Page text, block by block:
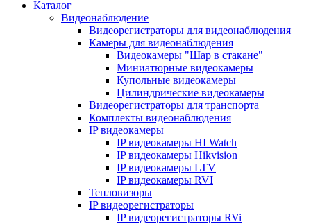
Каталог
Видеонаблюдение
Видеорегистраторы для видеонаблюдения
Камеры для видеонаблюдения
Видеокамеры "Шар в стакане"
Миниатюрные видеокамеры
Купольные видеокамеры
Цилиндрические видеокамеры
Видеорегистраторы для транспорта
Комплекты видеонаблюдения
IP видеокамеры
IP видеокамеры HI Watch
IP видеокамеры Hikvision
IP видеокамеры LTV
IP видеокамеры RVI
Тепловизоры
IP видеорегистраторы
IP видеорегистраторы RVi